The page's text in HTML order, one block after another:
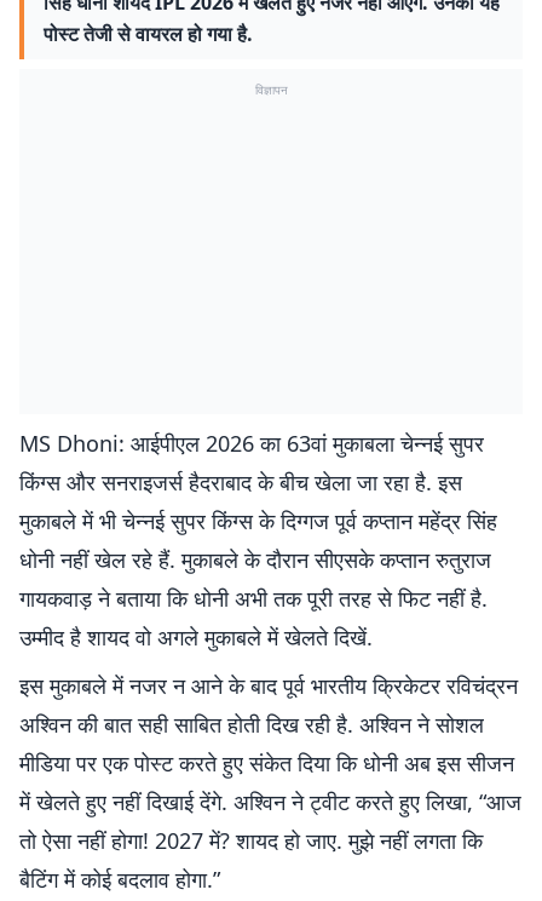
पोस्ट तेजी से वायरल हो गया है.
विज्ञापन
MS Dhoni: आईपीएल 2026 का 63वां मुकाबला चेन्नई सुपर
किंग्स और सनराइजर्स हैदराबाद के बीच खेला जा रहा है. इस
मुकाबले में भी चेन्नई सुपर किंग्स के दिग्गज पूर्व कप्तान महेंद्र सिंह
धोनी नहीं खेल रहे हैं. मुकाबले के दौरान सीएसके कप्तान रुतुराज
गायकवाड़ ने बताया कि धोनी अभी तक पूरी तरह से फिट नहीं है.
उम्मीद है शायद वो अगले मुकाबले में खेलते दिखें.
इस मुकाबले में नजर न आने के बाद पूर्व भारतीय क्रिकेटर रविचंद्रन
अश्विन की बात सही साबित होती दिख रही है. अश्विन ने सोशल
मीडिया पर एक पोस्ट करते हुए संकेत दिया कि धोनी अब इस सीजन
में खेलते हुए नहीं दिखाई देंगे. अश्विन ने ट्वीट करते हुए लिखा, “आज
तो ऐसा नहीं होगा! 2027 में? शायद हो जाए. मुझे नहीं लगता कि
बैटिंग में कोई बदलाव होगा.”